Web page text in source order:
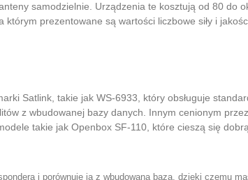
samodzielnie. Urządzenia te kosztują od 80 do
prezentowane są wartości liczbowe siły i
Satlink, takie jak WS-6933, który obsługuje
z wbudowanej bazy danych. Innym cenionym
takie jak Openbox SF-110, które cieszą się
i porównuje ją z wbudowaną bazą, dzięki czemu